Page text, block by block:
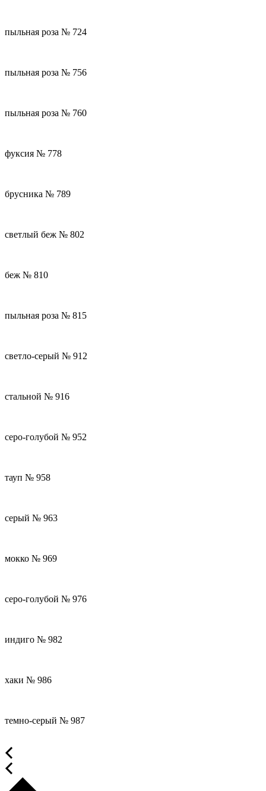
пыльная роза № 724
пыльная роза № 756
пыльная роза № 760
фуксия № 778
брусника № 789
светлый беж № 802
беж № 810
пыльная роза № 815
светло-серый № 912
стальной № 916
серо-голубой № 952
тауп № 958
серый № 963
мокко № 969
серо-голубой № 976
индиго № 982
хаки № 986
темно-серый № 987